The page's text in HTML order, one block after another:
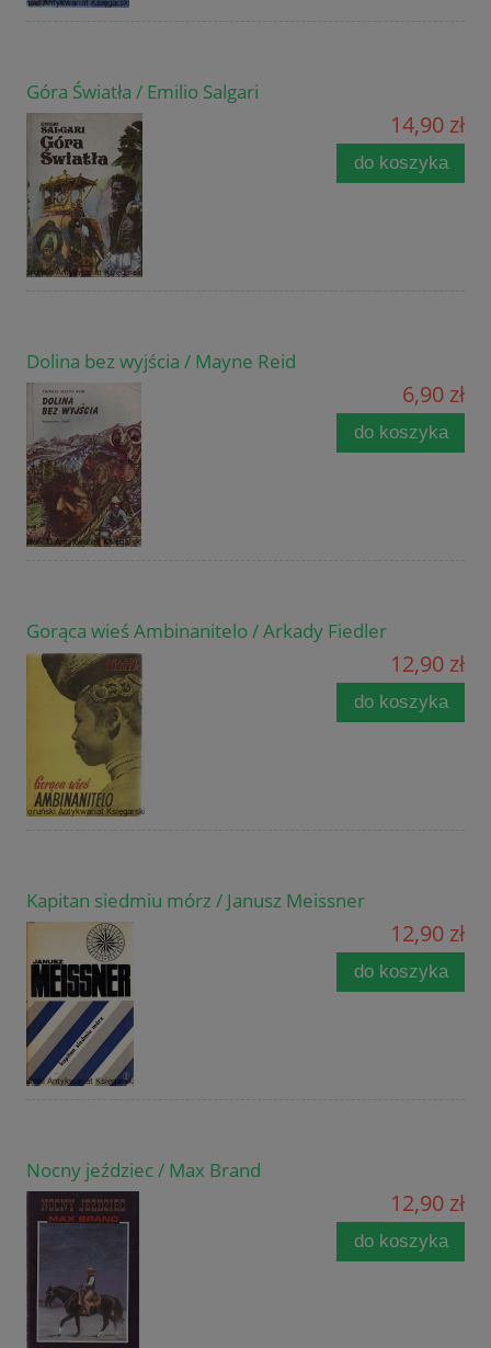
Góra Światła / Emilio Salgari
14,90 zł
do koszyka
Dolina bez wyjścia / Mayne Reid
6,90 zł
do koszyka
Gorąca wieś Ambinanitelo / Arkady Fiedler
12,90 zł
do koszyka
Kapitan siedmiu mórz / Janusz Meissner
12,90 zł
do koszyka
Nocny jeździec / Max Brand
12,90 zł
do koszyka